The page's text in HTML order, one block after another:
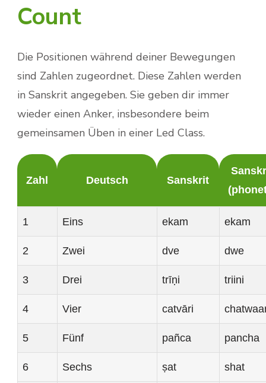
Count
Die Positionen während deiner Bewegungen
sind Zahlen zugeordnet. Diese Zahlen werden
in Sanskrit angegeben. Sie geben dir immer
wieder einen Anker, insbesondere beim
gemeinsamen Üben in einer Led Class.
Zahl Deutsch Sanskrit
1 Eins ekam ekam
2 Zwei dve dwe
3 Drei trīṇi triini
4 Vier catvāri
5 Fünf pañca pancha
6 Sechs ṣat shat